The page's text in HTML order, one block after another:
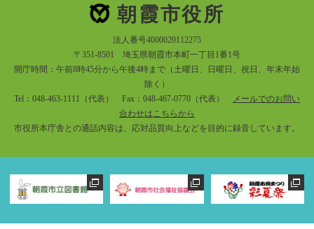
朝霞市役所
法人番号4000020112275
〒351-8501 埼玉県朝霞市本町一丁目1番1号
開庁時間：午前8時45分から午後4時まで（土曜日、日曜日、祝日、年末年始
除く）
Tel：048-463-1111（代表） Fax：048-467-0770（代表）
メールでのお問い
合わせはこちらから
市役所本庁舎との通話内容は、応対品質向上などを目的に録音しています。